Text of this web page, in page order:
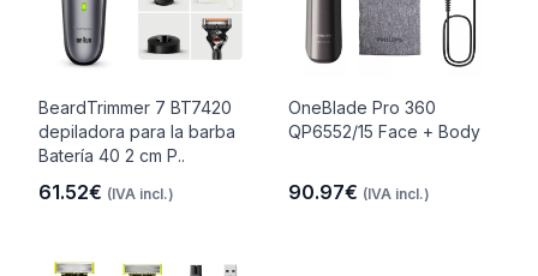
BeardTrimmer 7 BT7420
depiladora para la barba
Batería 40 2 cm P..
61.52€ (IVA incl.)
OneBlade Pro 360
QP6552/15 Face + Body
90.97€ (IVA incl.)